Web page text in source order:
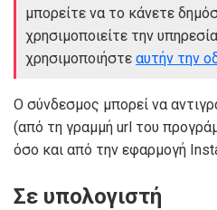
μπορείτε να το κάνετε
χρησιμοποιείτε την
χρησιμοποιήστε αυτήν την
Ο σύνδεσμος μπορεί να
(από τη γραμμή url του
όσο και από την εφαρμογή
Σε υπολογιστή